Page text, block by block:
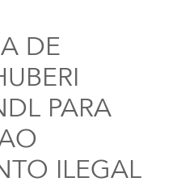
DE
PARA
ILEGAL